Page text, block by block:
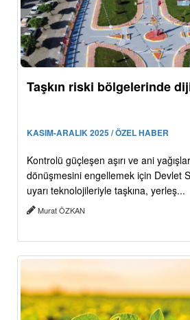
Taşkın riski bölgelerinde
KASIM-ARALIK 2025 / ÖZEL HABER
Kontrolü güçleşen aşırı ve ani
dönüşmesini engellemek için Devlet
uyarı teknolojileriyle taşkına, yerleş...
Murat ÖZKAN